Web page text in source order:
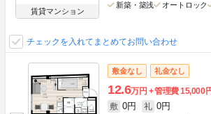
賃貸マンション
新築・築浅 オートロック
チェックを入れてまとめてお問い合わせ
敷金なし 礼金なし
12.6万円 管理費15,000
敷 0円 礼 0円